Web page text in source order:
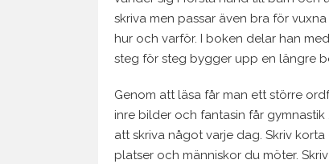
skriva men passar även bra för
hur och varför. I boken delar han
steg för steg bygger upp en längre
Genom att läsa får man ett större
inre bilder och fantasin får
att skriva något varje dag. Skriv
platser och människor du möter.